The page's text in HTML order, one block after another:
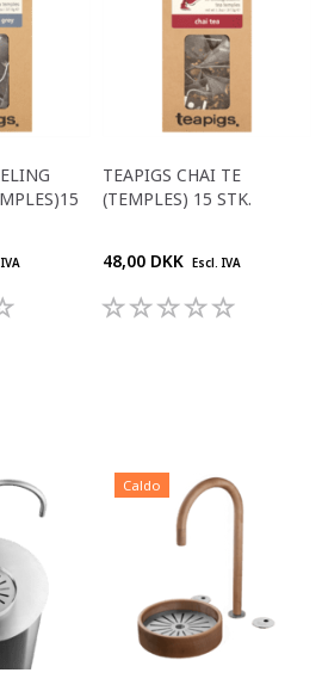
TEAPIGS CHAI TE
(TEMPLES) 15 STK.
48,00 DKK Escl. IVA
Caldo